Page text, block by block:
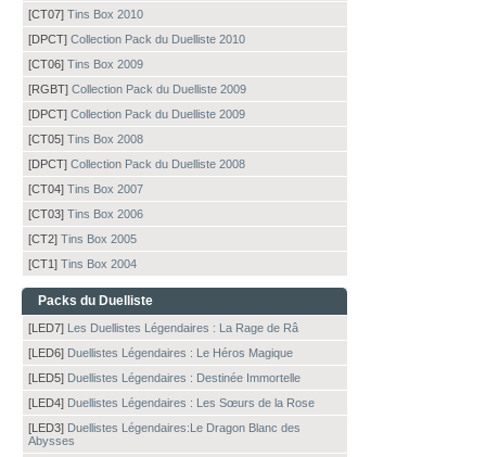
[CT07] Tins Box 2010
[DPCT] Collection Pack du Duelliste 2010
[CT06] Tins Box 2009
[RGBT] Collection Pack du Duelliste 2009
[DPCT] Collection Pack du Duelliste 2009
[CT05] Tins Box 2008
[DPCT] Collection Pack du Duelliste 2008
[CT04] Tins Box 2007
[CT03] Tins Box 2006
[CT2] Tins Box 2005
[CT1] Tins Box 2004
Packs du Duelliste
[LED7] Les Duellistes Légendaires : La Rage de Râ
[LED6] Duellistes Légendaires : Le Héros Magique
[LED5] Duellistes Légendaires : Destinée Immortelle
[LED4] Duellistes Légendaires : Les Sœurs de la Rose
[LED3] Duellistes Légendaires:Le Dragon Blanc des
Abysses